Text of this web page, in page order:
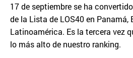
17 de septiembre se ha
de la Lista de LOS40 en Panamá,
Latinoamérica. Es la tercera vez
lo más alto de nuestro ranking.